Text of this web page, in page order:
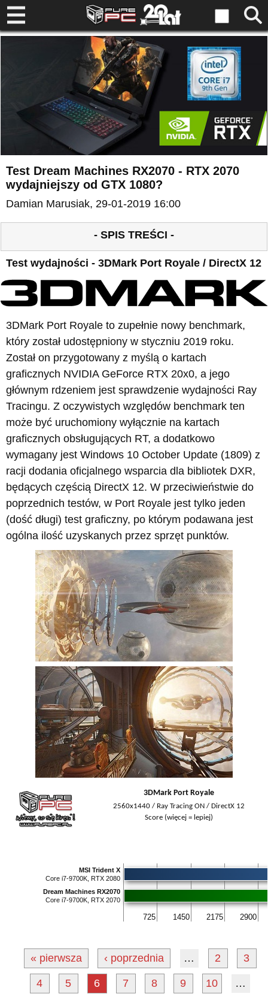
Test Dream Machines RX2070 - RTX 2070
wydajniejszy od GTX 1080?
Damian Marusiak, 29-01-2019 16:00
- SPIS TREŚCI -
Test wydajności - 3DMark Port Royale / DirectX 12
3DMark Port Royale to zupełnie nowy benchmark,
który został udostępniony w styczniu 2019 roku.
Został on przygotowany z myślą o kartach
graficznych NVIDIA GeForce RTX 20x0, a jego
głównym rdzeniem jest sprawdzenie wydajności Ray
Tracingu. Z oczywistych względów benchmark ten
może być uruchomiony wyłącznie na kartach
graficznych obsługujących RT, a dodatkowo
wymagany jest Windows 10 October Update (1809) z
racji dodania oficjalnego wsparcia dla bibliotek DXR,
będących częścią DirectX 12. W przeciwieństwie do
poprzednich testów, w Port Royale jest tylko jeden
(dość długi) test graficzny, po którym podawana jest
ogólna ilość uzyskanych przez sprzęt punktów.
3DMark Port Royale
2560x1440 / Ray Tracing ON / DirectX 12
Score (więcej = lepiej)
725 1450 2175 2900
MSI Trident X
Core i7-9700K, RTX 2080
Dream Machines RX2070
Core i7-9700K, RTX 2070
« pierwsza ‹ poprzednia … 2 3
4 5 6 7 8 9 10 …